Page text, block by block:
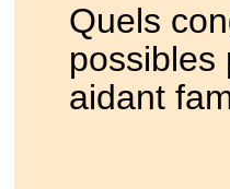
Quels
possibles
aidant